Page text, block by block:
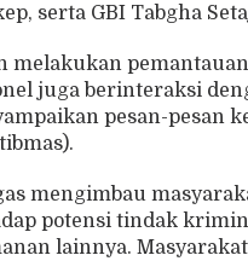
n
m
n
d
a
N
a
m
serta GBI Tabgha
melakukan
juga berinteraksi
pesan-pesan
mengimbau
potensi tindak
lainnya.